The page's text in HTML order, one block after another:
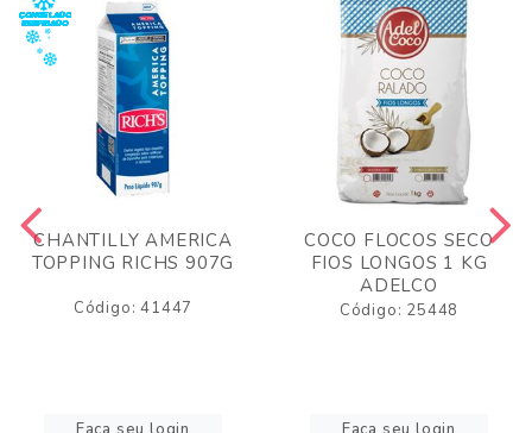
CHANTILLY AMERICA
TOPPING RICHS 907G
Código: 41447
COCO FLOCOS SECO
FIOS LONGOS 1 KG
ADELCO
Código: 25448